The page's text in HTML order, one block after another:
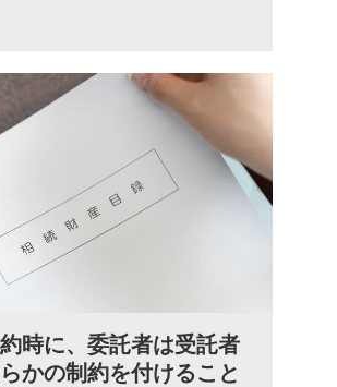
時に、委託者は受託者
かの制約を付けること